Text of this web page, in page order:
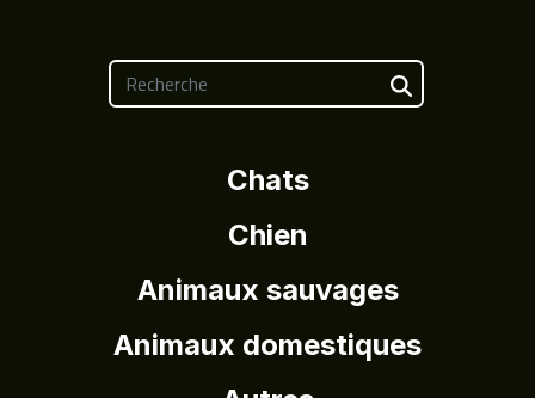
Chats
Chien
Animaux sauvages
Animaux domestiques